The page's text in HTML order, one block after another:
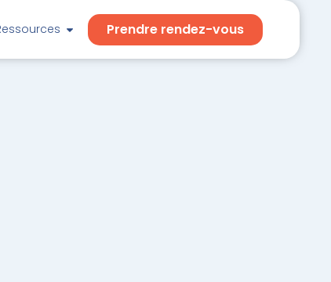
Prendre rendez-vous